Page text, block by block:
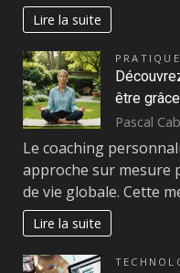
Lire la suite
PRATIQUE
être
Pascal
Le coaching
approche sur mesure
de vie globale. Cette
Lire la suite